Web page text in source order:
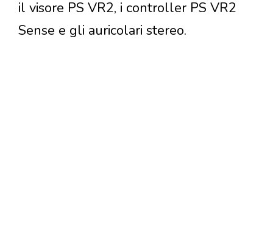
il visore PS VR2, i controller PS VR2
Sense e gli auricolari stereo.